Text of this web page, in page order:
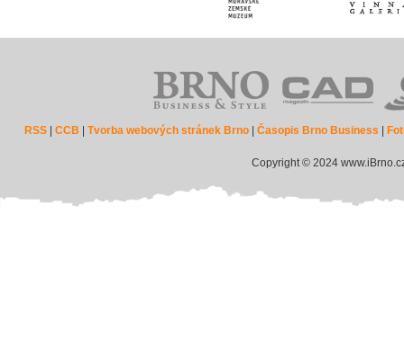
RSS |CCB |Tvorba webových stránek Brno |Časopis Brno Business
Copyright © 2024